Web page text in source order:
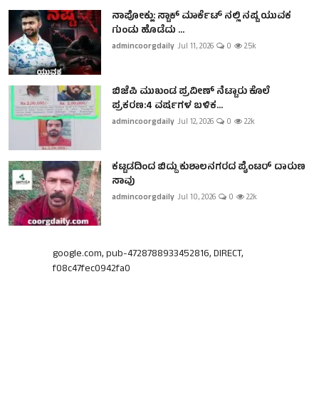
ನಾಪೋಕ್ಲು: ಸ್ಟಾಕ್ ಮಾರ್ಕೆಟ್ ನಲ್ಲಿ ನಷ್ಟ ಯುವಕ
ಗುಂಡು ಹೊಡೆದು ...
admincoorgdaily Jul 11, 2026 0 2.5k
ಬಿಜೆಪಿ ಮುಖಂಡ ಪ್ರವೀಣ್ ನೆಟ್ಟಾರು ಕೊಲೆ
ಪ್ರಕರಣ:4 ವರ್ಷಗಳ ಬಳಿಕ...
admincoorgdaily Jul 12, 2026 0 2.2k
ಕಟ್ಟಡದಿಂದ ಬಿದ್ದು ಕುಶಾಲನಗರದ ಪೈಂಟರ್ ದಾರುಣ
ಸಾವು
admincoorgdaily Jul 10, 2026 0 2.2k
google.com, pub-4728788933452816, DIRECT,
f08c47fec0942fa0